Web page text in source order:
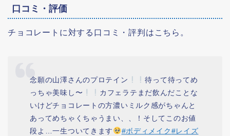
口コミ・評価
チョコレートに対する口コミ・評判はこちら。
念願の山澤さんのプロテイン
待って待ってめ
っちゃ美味し〜
カフェラテまだ飲んだことな
いけどチョコレートの方濃いミルク感がちゃんと
あってめちゃくちゃうまい、、！そしてこのお値
段よ…一生ついてきます
#ボディメイク#レイズ